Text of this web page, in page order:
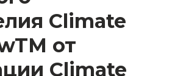
Climate
от
Climate